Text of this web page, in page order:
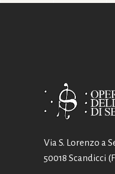
Via S. Lorenzo a
50018 Scandicci